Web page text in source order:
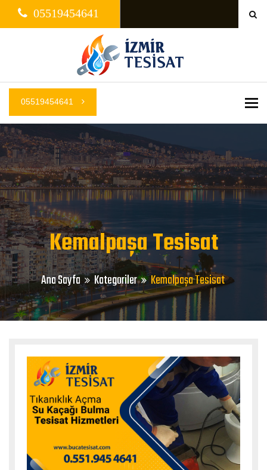
05519454641
05519454641
Kemalpaşa Tesisat
Ana Sayfa Kategoriler Kemalpaşa Tesisat